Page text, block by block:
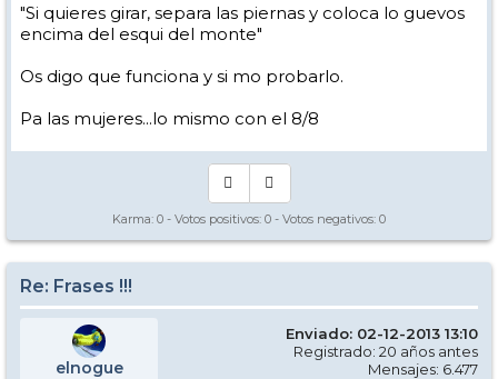
"Si quieres girar, separa las piernas y coloca lo guevos
encima del esqui del monte"
Os digo que funciona y si mo probarlo.
Pa las mujeres...lo mismo con el 8/8
Karma: 0 - Votos positivos: 0 - Votos negativos: 0
Re: Frases !!!
elnogue
Enviado: 02-12-2013 13:10
Registrado: 20 años antes
Mensajes: 6.477